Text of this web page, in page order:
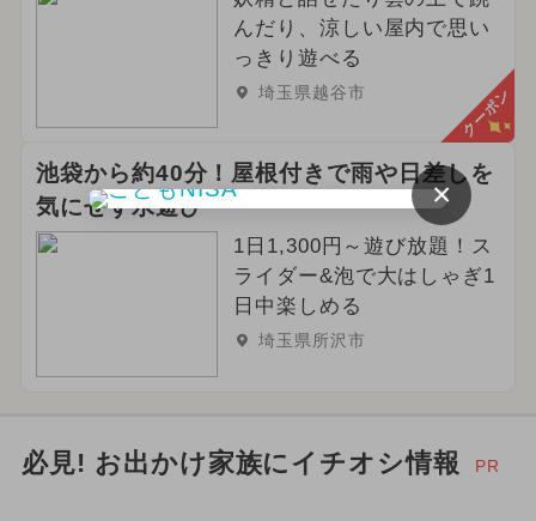
んだり、涼しい屋内で思い
っきり遊べる
埼玉県越谷市 クーポン
池袋から約40分！屋根付きで雨や日差しを
気にせず水遊び
1日1,300円～遊び放題！ス
ライダー&泡で大はしゃぎ1
日中楽しめる
埼玉県所沢市
必見! お出かけ家族にイチオシ情報 PR
×